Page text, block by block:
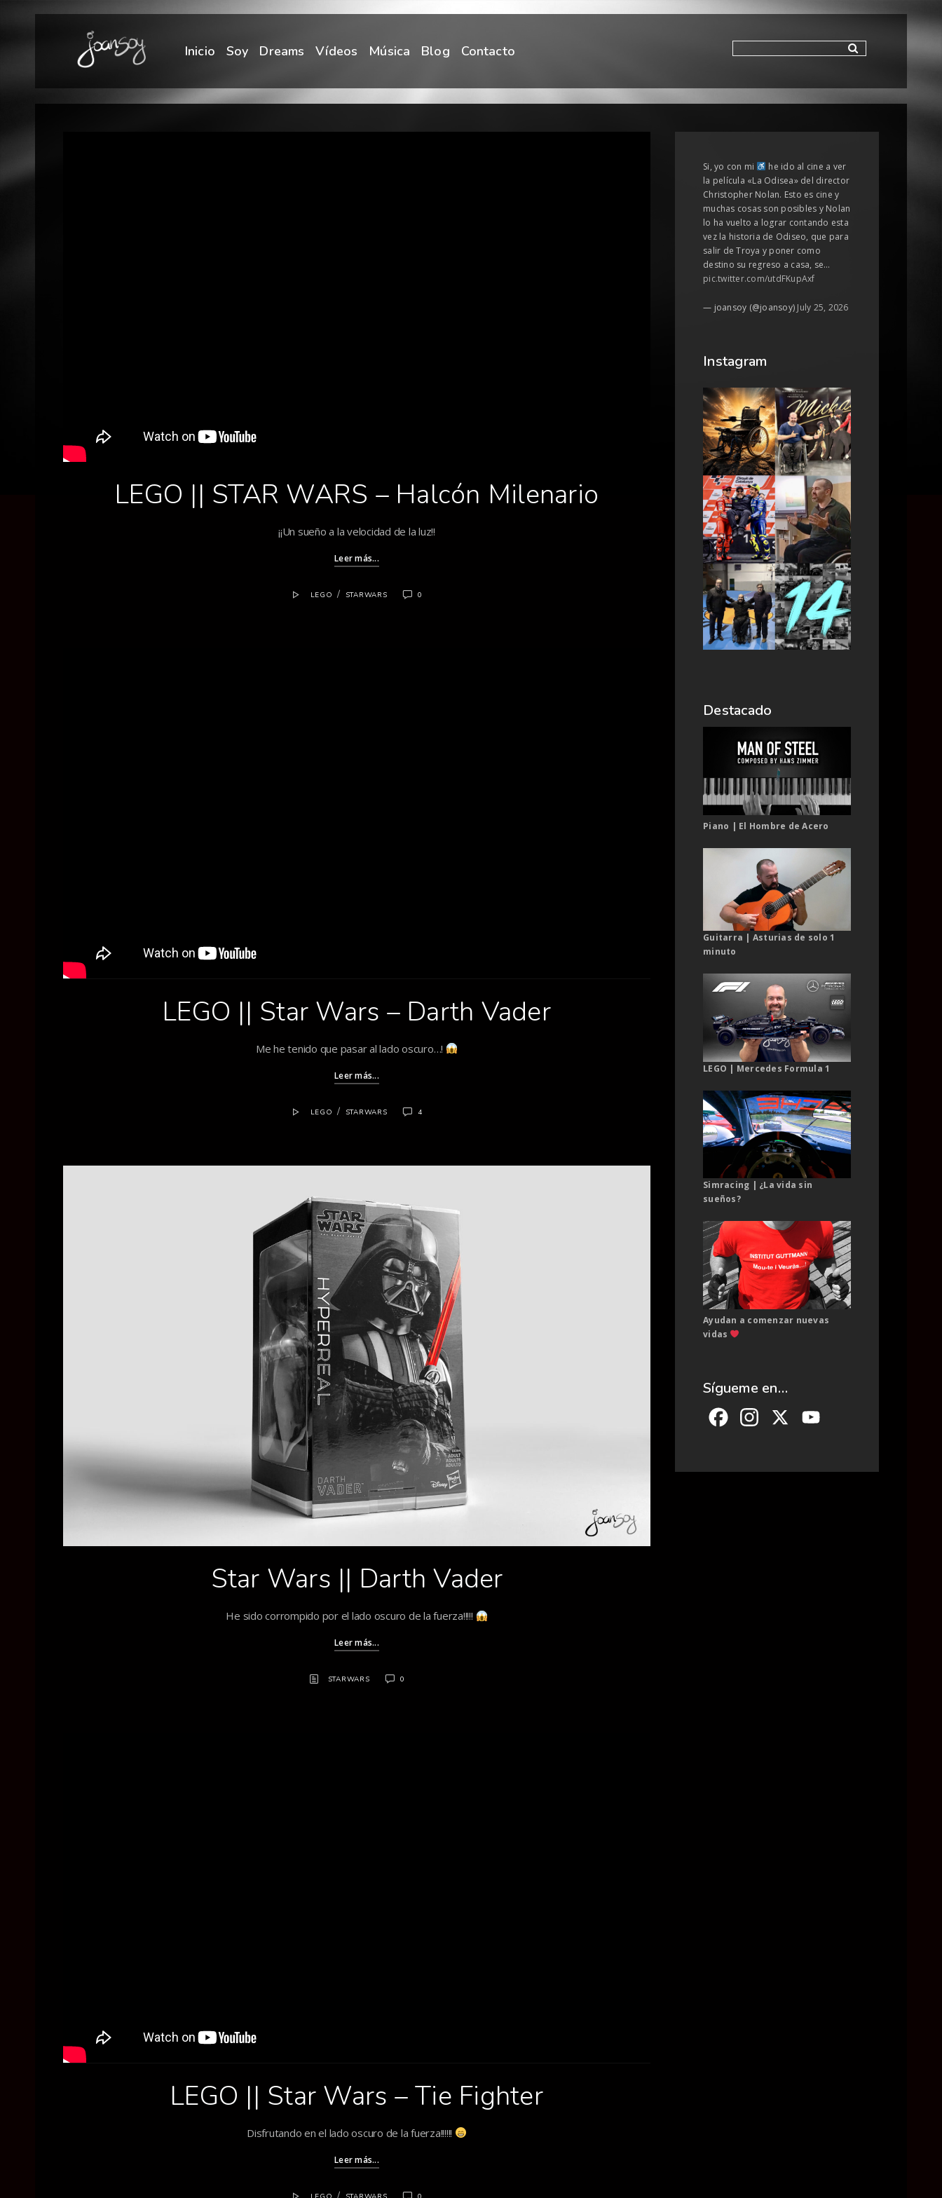
Inicio Soy Dreams Vídeos Música Blog Contacto
LEGO || STAR WARS – Halcón Milenario
¡¡Un sueño a la velocidad de la luz!!
Leer más...
LEGO / STARWARS 0
LEGO || Star Wars – Darth Vader
Me he tenido que pasar al lado oscuro…!
Leer más...
LEGO / STARWARS 4
Star Wars || Darth Vader
He sido corrompido por el lado oscuro de la fuerza!!!!!
Leer más...
STARWARS 0
LEGO || Star Wars – Tie Fighter
Disfrutando en el lado oscuro de la fuerza!!!!!!
Leer más...
Si, yo con mi
he ido al cine a ver
la película «La Odisea» del director
Christopher Nolan. Esto es cine y
muchas cosas son posibles y Nolan
lo ha vuelto a lograr contando esta
vez la historia de Odiseo, que para
salir de Troya y poner como
destino su regreso a casa, se…
pic.twitter.com/utdFKupAxf
— joansoy (@joansoy) July 25, 2026
Instagram
Destacado
Piano | El Hombre de Acero
Guitarra | Asturias de solo 1
minuto
LEGO | Mercedes Formula 1
Simracing | ¿La vida sin
sueños?
Ayudan a comenzar nuevas
vidas
Sígueme en…
FacebookInstagram